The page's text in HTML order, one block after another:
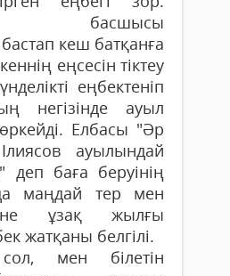
басшысы
кеш батқанға
еңсесін тіктеу
еңбектеніп
негізінде ауыл
Елбасы "Әр
ауылындай
деп баға беруінің
маңдай тер мен
ұзақ жылғы
жатқаны белгілі.
сол, мен білетін